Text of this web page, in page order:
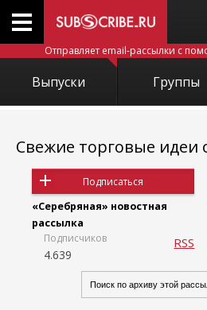
Отправляет email-рассылки с
Выпуски Группы
Свежие торговые идеи
Подписаться
«Серебряная» новостная
рассылка
Подписчиков
4.639
RSS